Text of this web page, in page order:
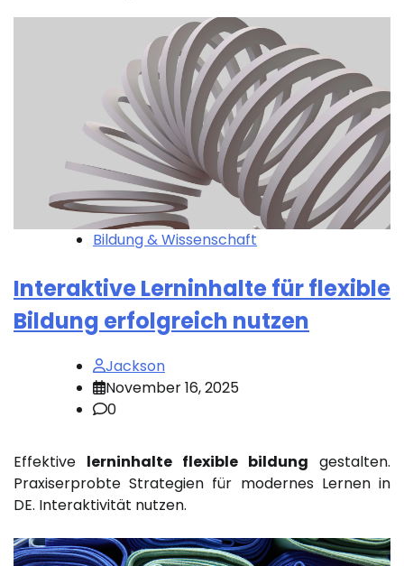
Bildung & Wissenschaft
Interaktive Lerninhalte für flexible
Bildung erfolgreich nutzen
Jackson
November 16, 2025
0
Effektive lerninhalte flexible bildung gestalten.
Praxiserprobte Strategien für modernes Lernen in
DE. Interaktivität nutzen.